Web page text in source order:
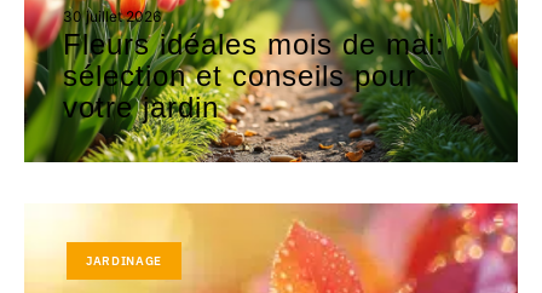
30 juillet 2026
Fleurs idéales mois de mai:
sélection et conseils pour
votre jardin
JARDINAGE